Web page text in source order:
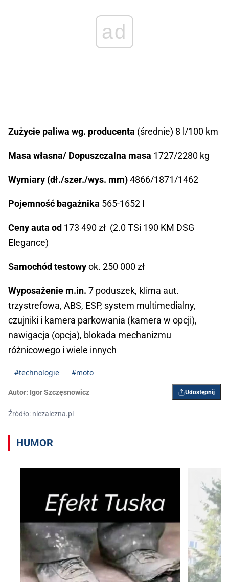
ad
Zużycie paliwa wg. producenta (średnie) 8 l/100 km
Masa własna/ Dopuszczalna masa 1727/2280 kg
Wymiary (dł./szer./wys. mm)4866/1871/1462
Pojemność bagażnika 565-1652 l
Ceny auta od 173 490 zł (2.0 TSi 190 KM DSG
Elegance)
Samochód testowyok. 250 000 zł
Wyposażenie m.in. 7 poduszek, klima aut.
trzystrefowa, ABS, ESP, system multimedialny,
czujniki i kamera parkowania (kamera w opcji),
nawigacja (opcja), blokada mechanizmu
różnicowego i wiele innych
#technologie #moto
Autor: Igor Szczęsnowicz Udostępnij
Źródło: niezalezna.pl
HUMOR